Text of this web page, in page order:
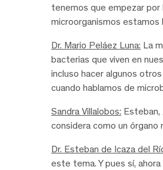
tenemos que empezar por
microorganismos estamos
Dr. Mario Peláez Luna: La
bacterias que viven en
incluso hacer algunos
cuando hablamos de
Sandra Villalobos: Esteban,
considera como un órgano
Dr. Esteban de Icaza del
este tema. Y pues sí,